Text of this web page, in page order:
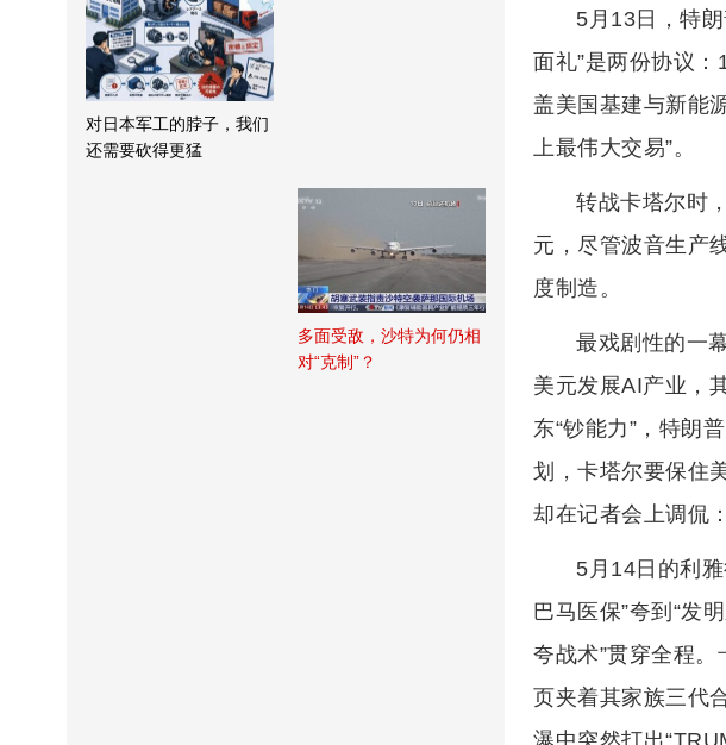
对日本军工的脖子，我们
还需要砍得更猛
多面受敌，沙特为何仍相
对“克制”？
5月13日，特
面礼”是两份协议
盖美国基建与新能
上最伟大交易”。
转战卡塔尔时
元，尽管波音生产
度制造。
最戏剧性的一
美元发展AI产业，
东“钞能力”，特朗
划，卡塔尔要保住
却在记者会上调侃
5月14日的利
巴马医保”夸到“发
夸战术”贯穿全程
页夹着其家族三代
瀑中突然打出